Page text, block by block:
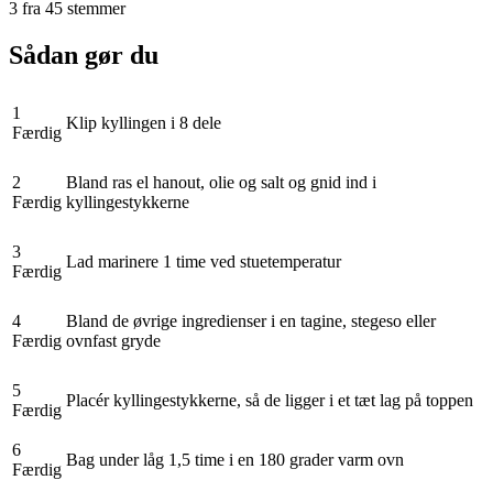
3 fra 45 stemmer
Sådan gør du
1
Færdig
Klip kyllingen i 8 dele
2
Færdig
Bland ras el hanout, olie og salt og gnid ind i
kyllingestykkerne
3
Færdig
Lad marinere 1 time ved stuetemperatur
4
Færdig
Bland de øvrige ingredienser i en tagine, stegeso eller
ovnfast gryde
5
Færdig
Placér kyllingestykkerne, så de ligger i et tæt lag på toppen
6
Færdig
Bag under låg 1,5 time i en 180 grader varm ovn